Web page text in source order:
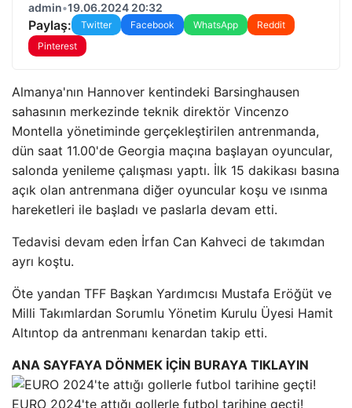
admin•19.06.2024 20:32
Paylaş: Twitter Facebook WhatsApp
Reddit
Pinterest
Almanya'nın Hannover kentindeki Barsinghausen
sahasının merkezinde teknik direktör Vincenzo
Montella yönetiminde gerçekleştirilen antrenmanda,
dün saat 11.00'de Georgia maçına başlayan oyuncular,
salonda yenileme çalışması yaptı. İlk 15 dakikası basına
açık olan antrenmana diğer oyuncular koşu ve ısınma
hareketleri ile başladı ve paslarla devam etti.
Tedavisi devam eden İrfan Can Kahveci de takımdan
ayrı koştu.
Öte yandan TFF Başkan Yardımcısı Mustafa Eröğüt ve
Milli Takımlardan Sorumlu Yönetim Kurulu Üyesi Hamit
Altıntop da antrenmanı kenardan takip etti.
ANA SAYFAYA DÖNMEK İÇİN BURAYA TIKLAYIN
EURO 2024'te attığı gollerle futbol tarihine geçti!